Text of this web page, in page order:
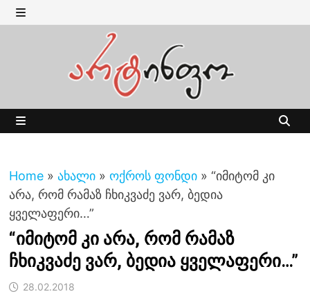
Skip
to MENU
Home » ახალი » ოქროს ფონდი » “იმიტომ კი
არა, რომ რამაზ ჩხიკვაძე ვარ, ბედია
ყველაფერი…”
“იმიტომ კი არა, რომ რამაზ
ჩხიკვაძე ვარ, ბედია ყველაფერი…”
28.02.2018